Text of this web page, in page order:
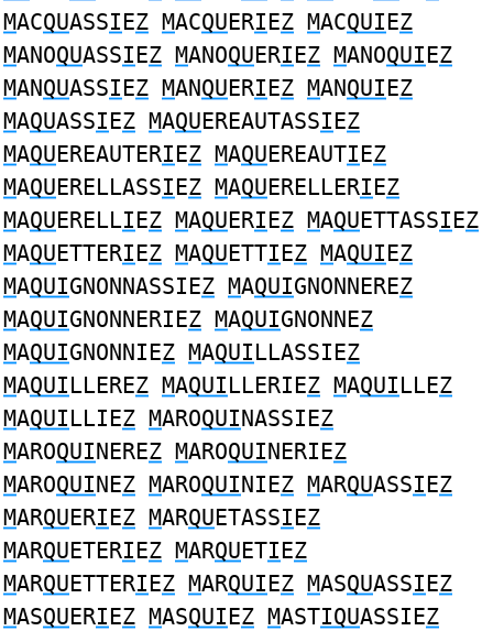
MACQUASSIEZ MACQUERIEZ MACQUIEZ
MANOQUASSIEZ MANOQUERIEZ MANOQUIEZ
MANQUASSIEZ MANQUERIEZ MANQUIEZ
MAQUASSIEZ MAQUEREAUTASSIEZ
MAQUEREAUTERIEZ MAQUEREAUTIEZ
MAQUERELLASSIEZ MAQUERELLERIEZ
MAQUERELLIEZ MAQUERIEZ MAQUETTASSIEZ
MAQUETTERIEZ MAQUETTIEZ MAQUIEZ
MAQUIGNONNASSIEZ MAQUIGNONNEREZ
MAQUIGNONNERIEZ MAQUIGNONNEZ
MAQUIGNONNIEZ MAQUILLASSIEZ
MAQUILLEREZ MAQUILLERIEZ MAQUILLEZ
MAQUILLIEZ MAROQUINASSIEZ
MAROQUINEREZ MAROQUINERIEZ
MAROQUINEZ MAROQUINIEZ MARQUASSIEZ
MARQUERIEZ MARQUETASSIEZ
MARQUETERIEZ MARQUETIEZ
MARQUETTERIEZ MARQUIEZ MASQUASSIEZ
MASQUERIEZ MASQUIEZ MASTIQUASSIEZ